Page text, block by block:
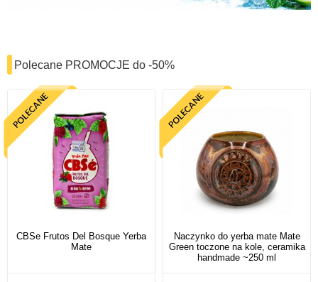
Polecane PROMOCJE do -50%
CBSe Frutos Del Bosque Yerba
Mate
Naczynko do yerba mate Mate
Green toczone na kole, ceramika
handmade ~250 ml